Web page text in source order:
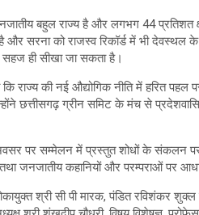
बहुल राज्य है और लगभग 44 प्रतिशत
और सरना को राजस्व रिकॉर्ड में भी
ही सीखा जा सकता है।
राज्य की नई औद्योगिक नीति में हरित पहल
छत्तीसगढ़ ग्रीन समिट के मंच से
पर सम्मेलन में प्रस्तुत शोधों के संकलन
जनजातीय कहानियों और परम्पराओं पर
श्री सी पी मारक, पंडित रविशंकर शुक्ल